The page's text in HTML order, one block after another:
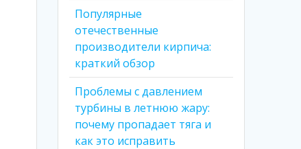
Популярные
отечественные
производители кирпича:
краткий обзор
Проблемы с давлением
турбины в летнюю жару:
почему пропадает тяга и
как это исправить